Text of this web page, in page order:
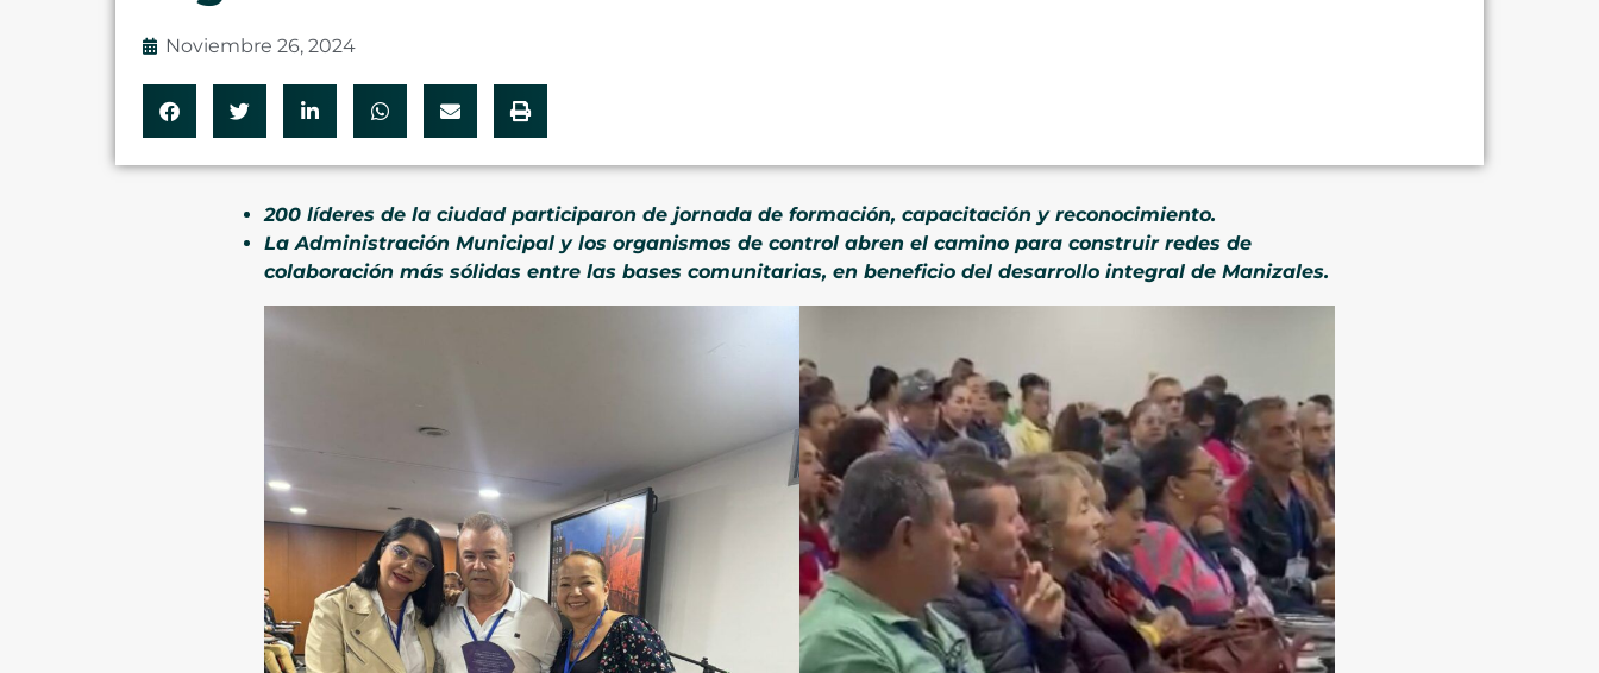
Noviembre 26, 2024
200 líderes de la ciudad participaron de jornada de formación, capacitación y reconocimiento.
La Administración Municipal y los organismos de control abren el camino para construir redes de
colaboración más sólidas entre las bases comunitarias, en beneficio del desarrollo integral de Manizales.